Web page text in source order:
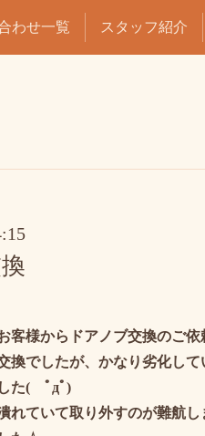
わせ一覧 スタッフ紹介
客様からドアノブ交換のご依
換でしたが、かなり劣化して
た( ﾟдﾟ)
れていて取り外すのが難航